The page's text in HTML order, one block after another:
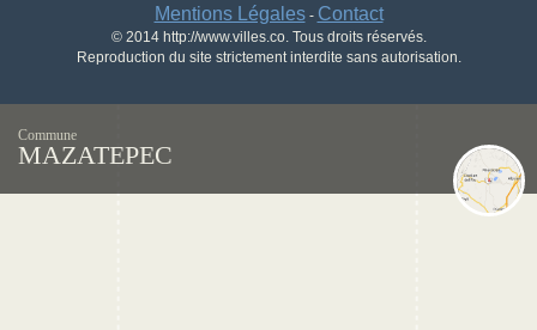
Mentions Légales- Contact
© 2014 http://www.villes.co. Tous droits réservés.
Reproduction du site strictement interdite sans autorisation.
Commune
MAZATEPEC